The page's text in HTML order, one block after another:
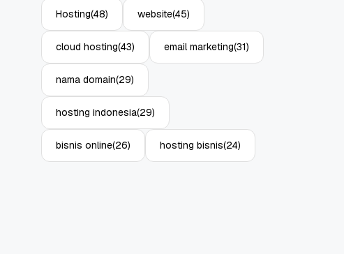
Hosting(48) website(45)
cloud hosting(43) email marketing(31)
nama domain(29)
hosting indonesia(29)
bisnis online(26) hosting bisnis(24)